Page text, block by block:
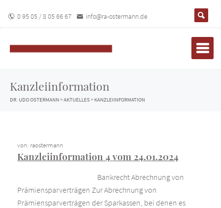
0 95 05 / 8 05 66 67 info@ra-ostermann.de
Kanzleiinformation
DR. UDO OSTERMANN >AKTUELLES> KANZLEIINFORMATION
von: raostermann
Kanzleiinformation 4 vom 24.01.2024
Bankrecht Abrechnung von
Prämiensparverträgen Zur Abrechnung von
Prämiensparverträgen der Sparkassen, bei denen es